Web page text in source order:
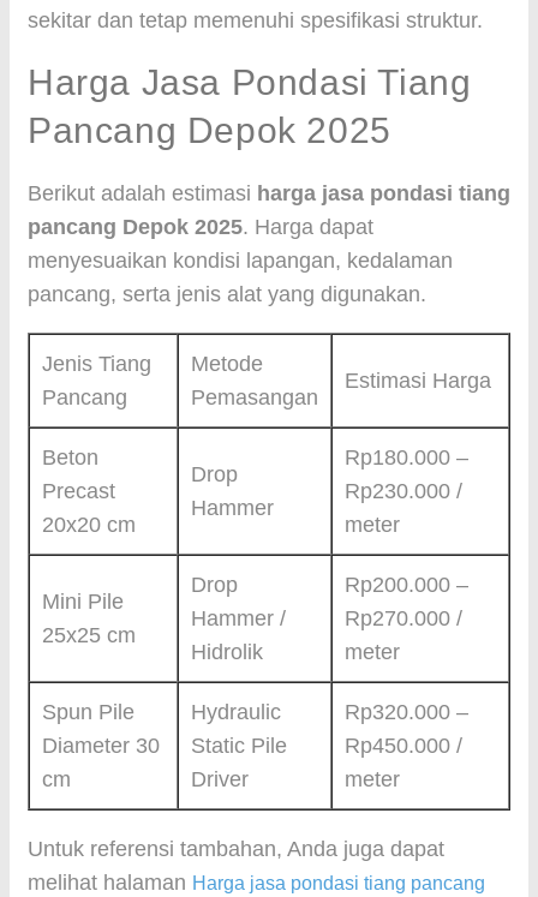
sekitar dan tetap memenuhi spesifikasi struktur.
Harga Jasa Pondasi Tiang
Pancang Depok 2025
Berikut adalah estimasi harga jasa pondasi tiang
pancang Depok 2025. Harga dapat
menyesuaikan kondisi lapangan, kedalaman
pancang, serta jenis alat yang digunakan.
Jenis Tiang
Pancang
Metode
Pemasangan
Estimasi Harga
Beton
Precast
20x20 cm
Drop
Hammer
Rp180.000 –
Rp230.000 /
meter
Mini Pile
25x25 cm
Drop
Hammer /
Hidrolik
Rp200.000 –
Rp270.000 /
meter
Spun Pile
Diameter 30
cm
Hydraulic
Static Pile
Driver
Rp320.000 –
Rp450.000 /
meter
Untuk referensi tambahan, Anda juga dapat
melihat halaman Harga jasa pondasi tiang pancang